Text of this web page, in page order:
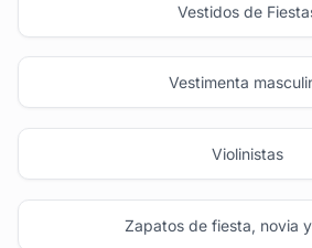
Vestidos de
Vestimenta
Violinistas
Zapatos de fiesta, novia